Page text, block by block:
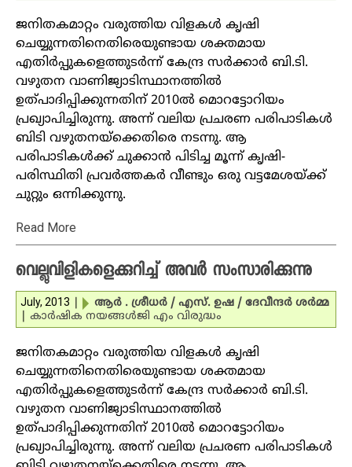
ജനിതകമാറ്റം വരുത്തിയ വിളകള്‍ കൃഷി
ചെയ്യുന്നതിനെതിരെയുണ്ടായ ശക്തമായ
എതിര്‍പ്പുകളെത്തുടര്‍ന്ന് കേന്ദ്ര സര്‍ക്കാര്‍ ബി.ടി.
വഴുതന വാണിജ്യാടിസ്ഥാനത്തില്‍
ഉത്പാദിപ്പിക്കുന്നതിന് 2010ല്‍ മൊറട്ടോറിയം
പ്രഖ്യാപിച്ചിരുന്നു. അന്ന് വലിയ പ്രചരണ പരിപാടികള്‍
ബിടി വഴുതനയ്‌ക്കെതിരെ നടന്നു. ആ
പരിപാടികള്‍ക്ക് ചുക്കാന്‍ പിടിച്ച മൂന്ന് കൃഷി-
പരിസ്ഥിതി പ്രവര്‍ത്തകര്‍ വീണ്ടും ഒരു വട്ടമേശയ്ക്ക്
ചുറ്റും ഒന്നിക്കുന്നു.
Read More
വെല്ലുവിളികളെക്കുറിച്ച് അവര്‍ സംസാരിക്കുന്നു
July, 2013
ആര്‍ . ശ്രീധര്‍ / എസ്. ഉഷ / ദേവീന്ദര്‍ ശര്‍മ്മ
കാര്‍ഷിക നയങ്ങള്‍ജി എം വിരുദ്ധം
ജനിതകമാറ്റം വരുത്തിയ വിളകള്‍ കൃഷി
ചെയ്യുന്നതിനെതിരെയുണ്ടായ ശക്തമായ
എതിര്‍പ്പുകളെത്തുടര്‍ന്ന് കേന്ദ്ര സര്‍ക്കാര്‍ ബി.ടി.
വഴുതന വാണിജ്യാടിസ്ഥാനത്തില്‍
ഉത്പാദിപ്പിക്കുന്നതിന് 2010ല്‍ മൊറട്ടോറിയം
പ്രഖ്യാപിച്ചിരുന്നു. അന്ന് വലിയ പ്രചരണ പരിപാടികള്‍